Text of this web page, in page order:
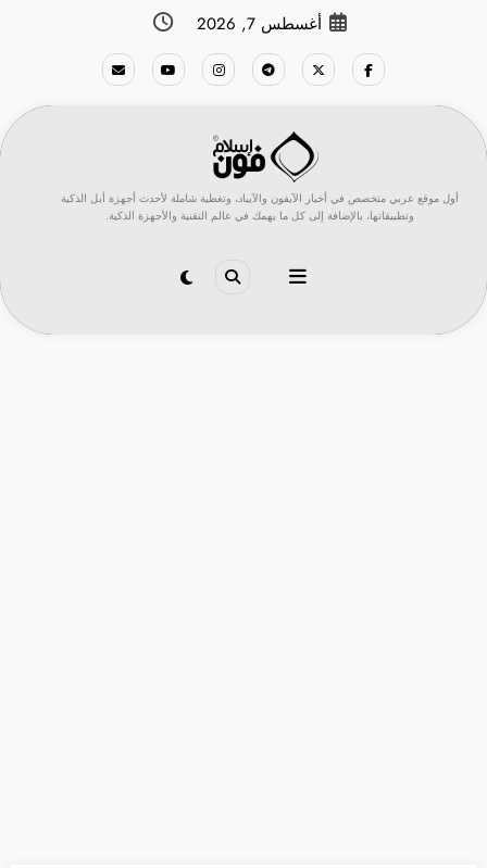
أغسطس 7, 2026
أول موقع عربي متخصص في أخبار الآيفون والآيباد، وتغطية شاملة لأحدث أجهزة أبل الذكية
وتطبيقاتها، بالإضافة إلى كل ما يهمك في عالم التقنية والأجهزة الذكية.